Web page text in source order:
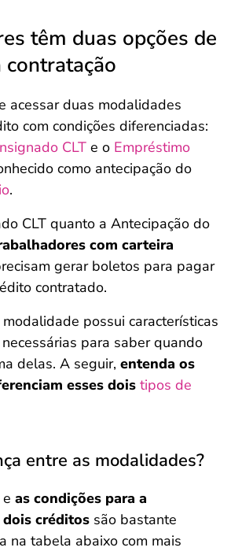
têm duas opções de
acessar duas modalidades
com condições diferenciadas:
CLT e o Empréstimo
como antecipação do
.
CLT quanto a Antecipação do
com carteira
gerar boletos para pagar
contratado.
possui características
para saber quando
delas. A seguir, entenda os
esses dois tipos de
entre as modalidades?
as condições para a
créditos são bastante
na tabela abaixo com mais